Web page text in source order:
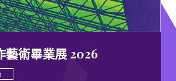
藝術畢業展 2026